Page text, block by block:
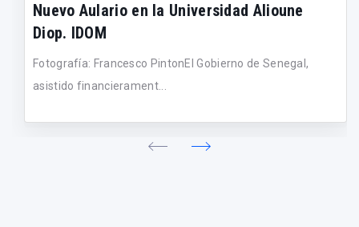
Nuevo Aulario en la Universidad Alioune
Diop. IDOM
Fotografía: Francesco PintonEl Gobierno de Senegal,
asistido financierament...